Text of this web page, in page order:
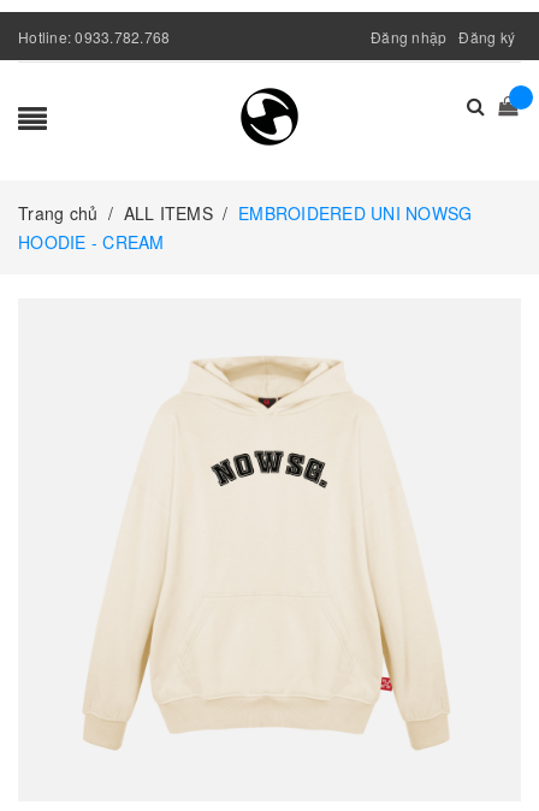
Hotline:0933.782.768 Đăng nhập Đăng ký
Trang chủ / ALL ITEMS / EMBROIDERED UNI NOWSG
HOODIE - CREAM